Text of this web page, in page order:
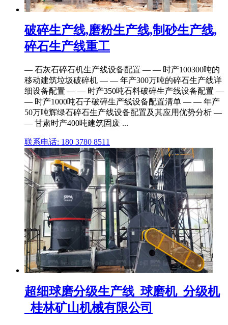
破碎生产线,磨粉生产线,制砂生产线,
碎石生产线重工
— 石灰石碎石机生产线设备配置 — — 时产100300吨的
移动建筑垃圾破碎机 — — 年产300万吨的碎石生产线详
细设备配置 — — 时产350吨石料破碎生产线设备配置 —
— 时产1000吨石子破碎生产线设备配置清单 — — 年产
50万吨辉绿石碎石生产线设备配置及其应用优势分析 —
— 甘肃时产400吨建筑固废 ...
联系电话: 180 3780 8511
超细球磨分级生产线_球磨机_分级机
_桂林矿山机械有限公司